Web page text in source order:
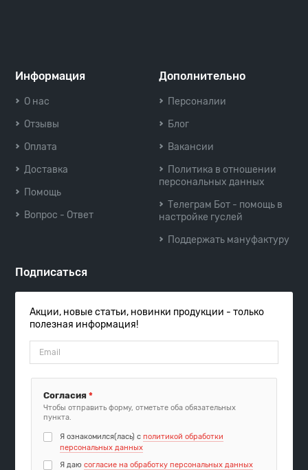
Информация
О нас
Отзывы
Оплата
Доставка
Помощь
Вопрос - Ответ
Дополнительно
Персоналии
Блог
Вакансии
Политика в отношении
персональных данных
Телеграм Бот - помощь в
настройке гуслей
Поддержать мануфактуру
Подписаться
Акции, новые статьи, новинки продукции - только
полезная информация!
Согласия*
Чтобы отправить форму, отметьте оба обязательных
пункта.
Я ознакомился(лась) с политикой обработки
персональных данных
Я даю согласие на обработку персональных данных